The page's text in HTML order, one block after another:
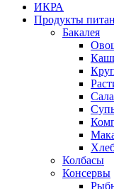
ИКРА
Продукты
Бакалея
Колбасы
Консервы